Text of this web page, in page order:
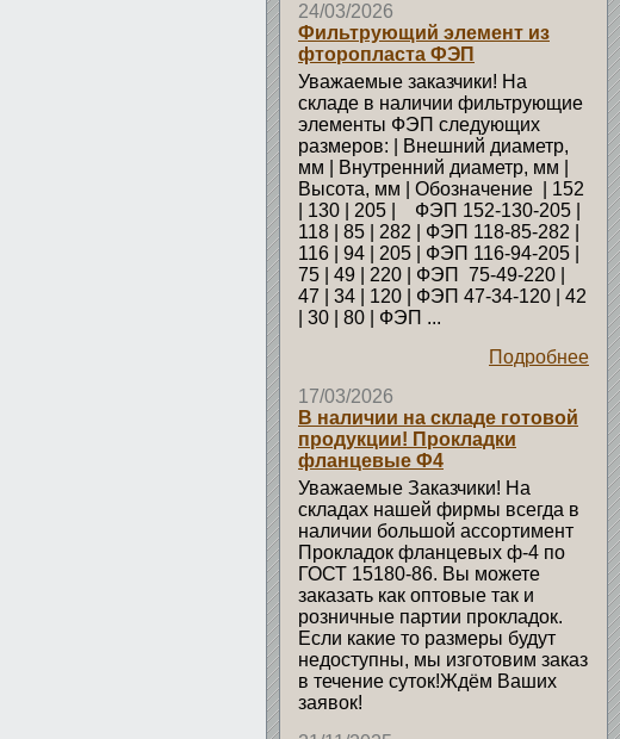
24/03/2026
Фильтрующий элемент из
фторопласта ФЭП
Уважаемые заказчики! На
складе в наличии фильтрующие
элементы ФЭП следующих
размеров: | Внешний диаметр,
мм | Внутренний диаметр, мм |
Высота, мм | Обозначение | 152
| 130 | 205 | ФЭП 152-130-205 |
118 | 85 | 282 | ФЭП 118-85-282 |
116 | 94 | 205 | ФЭП 116-94-205 |
75 | 49 | 220 | ФЭП 75-49-220 |
47 | 34 | 120 | ФЭП 47-34-120 | 42
| 30 | 80 | ФЭП ...
Подробнее
17/03/2026
В наличии на складе готовой
продукции! Прокладки
фланцевые Ф4
Уважаемые Заказчики! На
складах нашей фирмы всегда в
наличии большой ассортимент
Прокладок фланцевых ф-4 по
ГОСТ 15180-86. Вы можете
заказать как оптовые так и
розничные партии прокладок.
Если какие то размеры будут
недоступны, мы изготовим заказ
в течение суток!Ждём Ваших
заявок!